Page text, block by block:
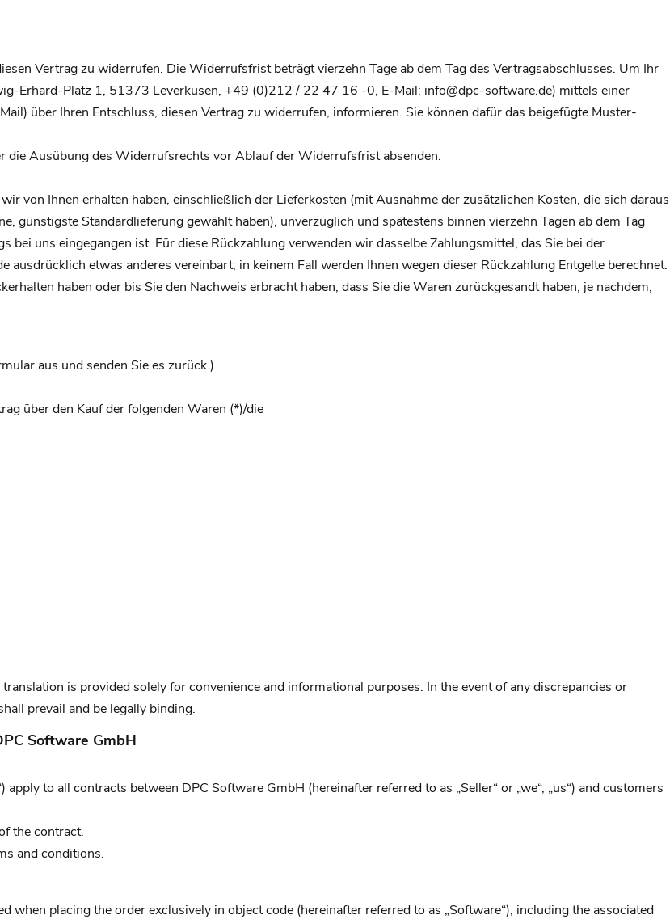
Vertrag zu widerrufen. Die Widerrufsfrist beträgt vierzehn Tage ab dem Tag des Vertragsabschlusses. Um Ihr
Erhard-Platz 1, 51373 Leverkusen, +49 (0)212 / 22 47 16 -0, E-Mail: info@dpc-software.de) mittels einer
über Ihren Entschluss, diesen Vertrag zu widerrufen, informieren. Sie können dafür das beigefügte Muster-
Ausübung des Widerrufsrechts vor Ablauf der Widerrufsfrist absenden.
von Ihnen erhalten haben, einschließlich der Lieferkosten (mit Ausnahme der zusätzlichen Kosten, die sich daraus
günstigste Standardlieferung gewählt haben), unverzüglich und spätestens binnen vierzehn Tagen ab dem Tag
uns eingegangen ist. Für diese Rückzahlung verwenden wir dasselbe Zahlungsmittel, das Sie bei der
etwas anderes vereinbart; in keinem Fall werden Ihnen wegen dieser Rückzahlung Entgelte berechnet.
haben oder bis Sie den Nachweis erbracht haben, dass Sie die Waren zurückgesandt haben, je nachdem,
aus und senden Sie es zurück.)
über den Kauf der folgenden Waren (*)/die
is provided solely for convenience and informational purposes. In the event of any discrepancies or
prevail and be legally binding.
Software GmbH
to all contracts between DPC Software GmbH (hereinafter referred to as „Seller“ or „we“, „us“) and customers
the contract.
and conditions.
placing the order exclusively in object code (hereinafter referred to as „Software“), including the associated